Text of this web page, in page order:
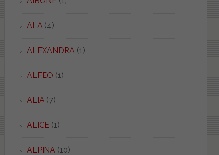
ALA (4)
ALEXANDRA (1)
ALFEO (1)
ALIA (7)
ALICE(1)
ALPINA (10)